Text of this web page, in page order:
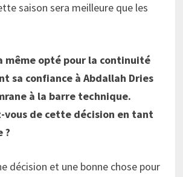
saison sera meilleure que les
même opté pour la continuité
sa confiance à Abdallah Dries
à la barre technique.
vous de cette décision en tant
?
décision et une bonne chose pour